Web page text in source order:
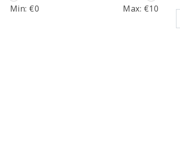
Min: €0 Max: €10